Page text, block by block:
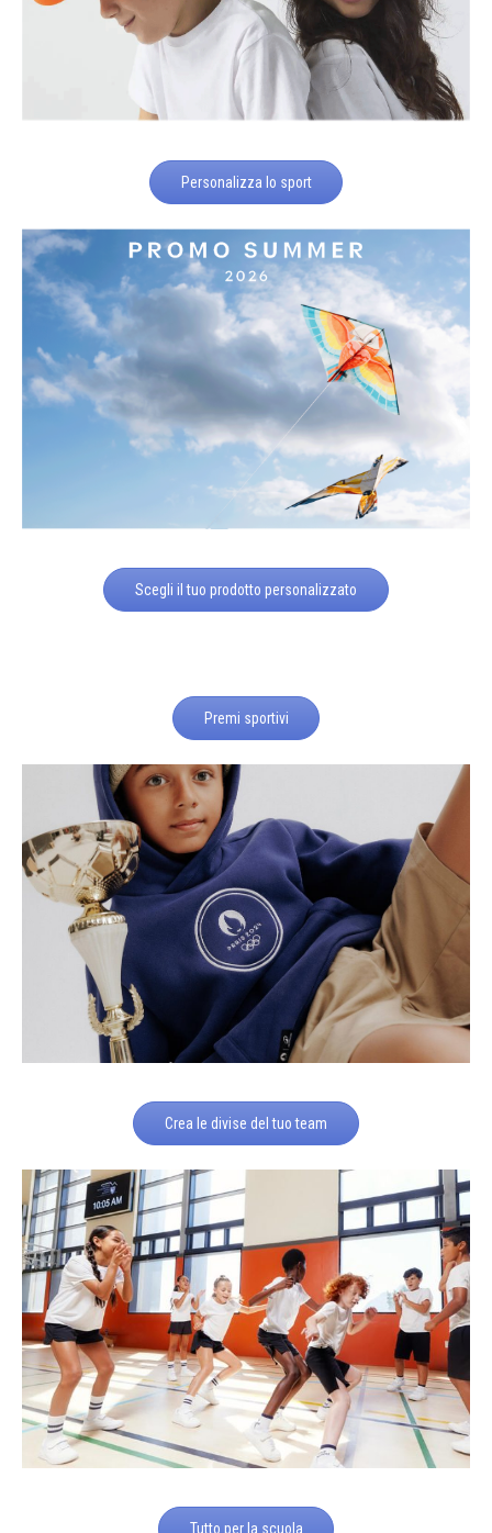
Personalizza lo sport
Scegli il tuo prodotto personalizzato
Premi sportivi
Crea le divise del tuo team
Tutto per la scuola